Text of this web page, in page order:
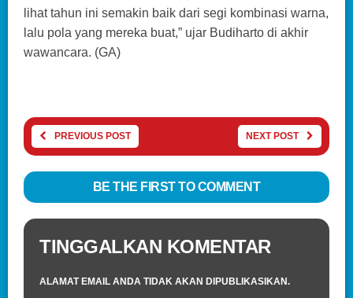
lihat tahun ini semakin baik dari segi kombinasi warna,
lalu pola yang mereka buat,” ujar Budiharto di akhir
wawancara. (GA)
PREVIOUS POST NEXT POST
BE THE FIRST TO COMMENT
TINGGALKAN KOMENTAR
ALAMAT EMAIL ANDA TIDAK AKAN DIPUBLIKASIKAN.